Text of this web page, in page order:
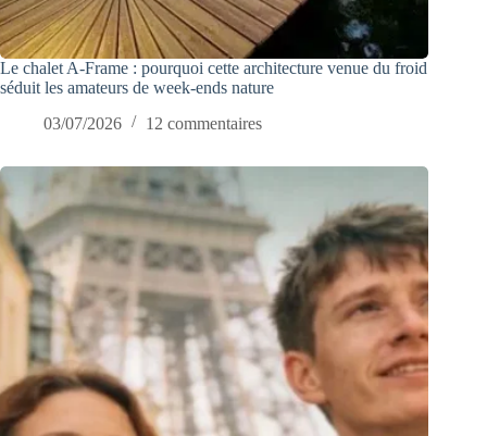
Le chalet A-Frame : pourquoi cette architecture venue du froid
séduit les amateurs de week-ends nature
03/07/2026
12 commentaires